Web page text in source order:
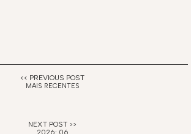
MAIS RECENTES